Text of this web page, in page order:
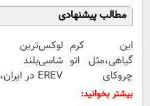
مطالب پیشنهادی
این کرم
گیاهی،مثل اتو
چروکای
پوستتوصاف
لوکس‌ترین
شاسی‌بلند
EREV در ایران،
بیشتر بخوانید: